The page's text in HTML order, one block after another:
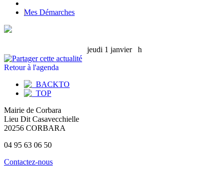
|Mes Démarches
jeudi 1 janvierh
Retour à l'agenda
Mairie de Corbara
Lieu Dit Casavecchielle
20256 CORBARA
04 95 63 06 50
Contactez-nous